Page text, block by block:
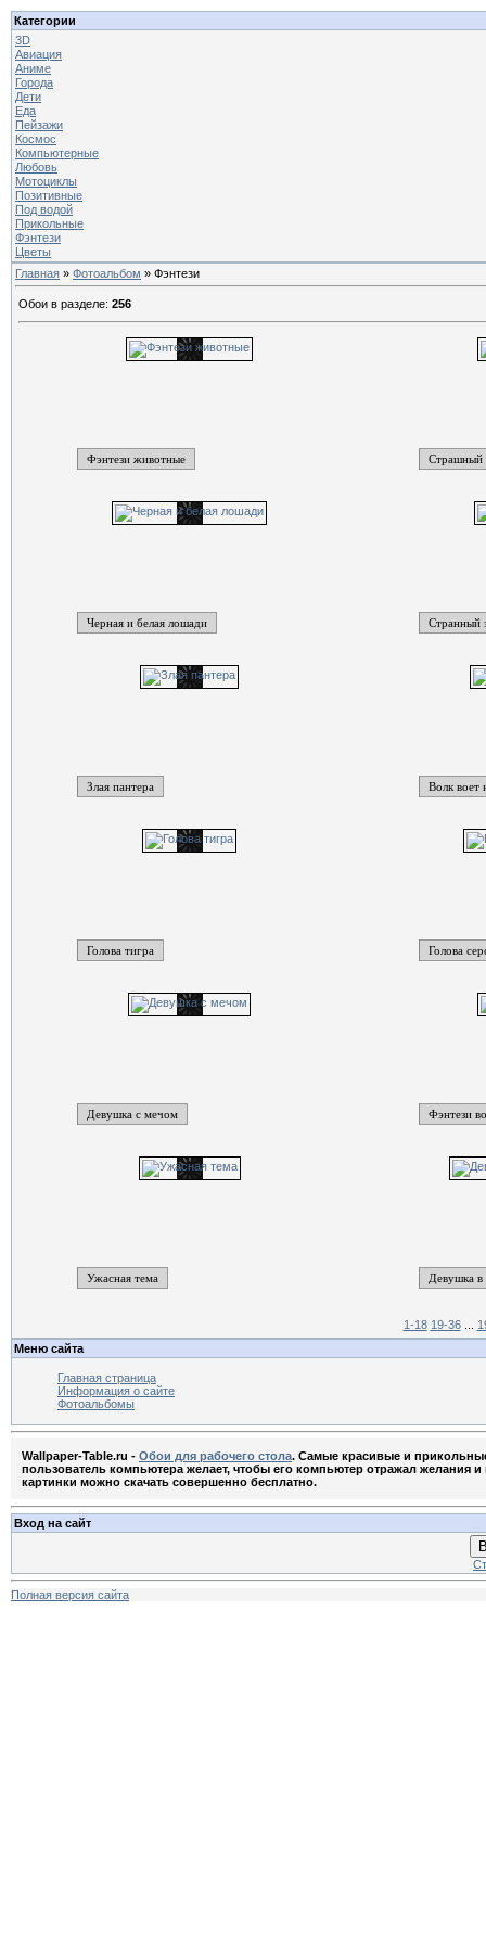
Категории
3D
Авиация
Аниме
Города
Дети
Еда
Пейзажи
Космос
Компьютерные
Любовь
Мотоциклы
Позитивные
Под водой
Прикольные
Фэнтези
Цветы
Главная » Фотоальбом » Фэнтези
Обои в разделе: 256
Фэнтези животные Страшный
Черная и белая лошади Странный
Злая пантера Волк воет
Голова тигра Голова
Девушка с мечом Фэнтези
Ужасная тема Девушка в
1-18 19-36
Меню сайта
Главная страница
Информация о сайте
Фотоальбомы
Wallpaper-Table.ru - Обои для рабочего стола. Самые красивые и
пользователь компьютера желает, чтобы его компьютер отражал желания
картинки можно скачать совершенно бесплатно.
Вход на сайт
Полная версия сайта